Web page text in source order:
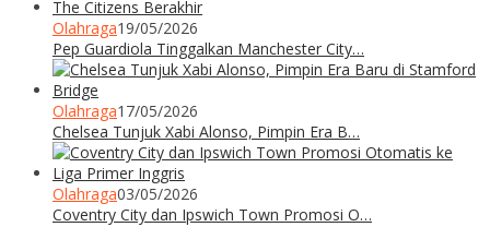
Olahraga19/05/2026
Pep Guardiola Tinggalkan Manchester City…
Olahraga17/05/2026
Chelsea Tunjuk Xabi Alonso, Pimpin Era B…
Olahraga03/05/2026
Coventry City dan Ipswich Town Promosi O…